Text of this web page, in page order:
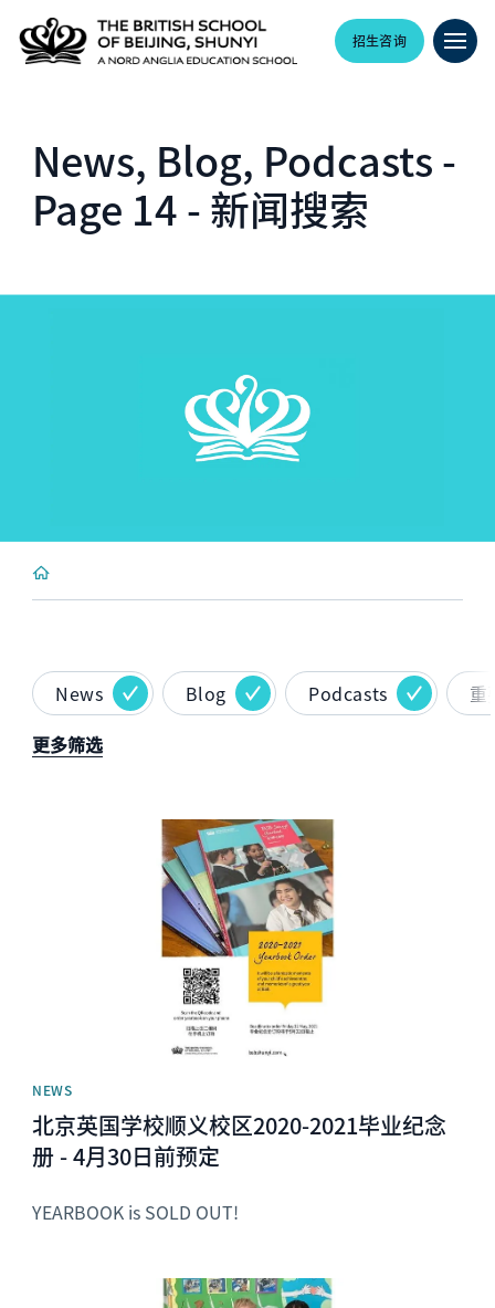
招生咨询
News, Blog, Podcasts -
Page 14 - 新闻搜索
News Blog Podcasts
重
更多筛选
NEWS
北京英国学校顺义校区2020-2021毕业纪念
册 - 4月30日前预定
YEARBOOK is SOLD OUT!